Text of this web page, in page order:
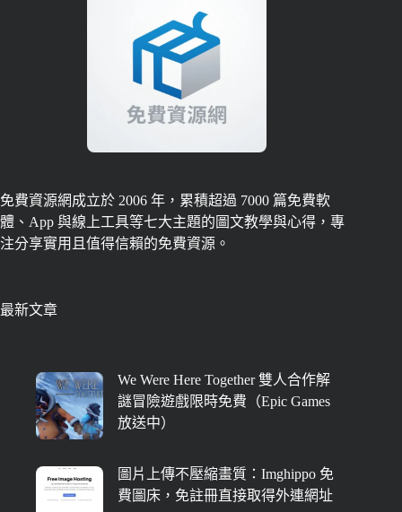
免費資源網成立於 2006 年，累積超過 7000 篇免費軟
體、App 與線上工具等七大主題的圖文教學與心得，專
注分享實用且值得信賴的免費資源。
最新文章
We Were Here Together 雙人合作解
謎冒險遊戲限時免費（Epic Games
放送中）
圖片上傳不壓縮畫質：Imghippo 免
費圖床，免註冊直接取得外連網址